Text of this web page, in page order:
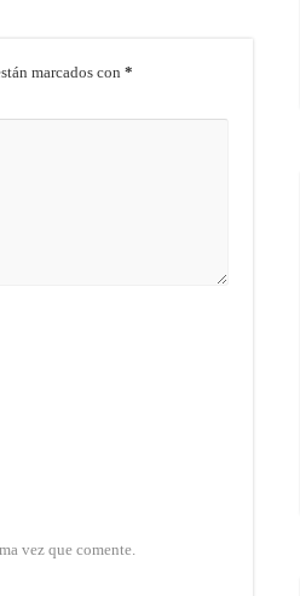
marcados con *
vez que comente.